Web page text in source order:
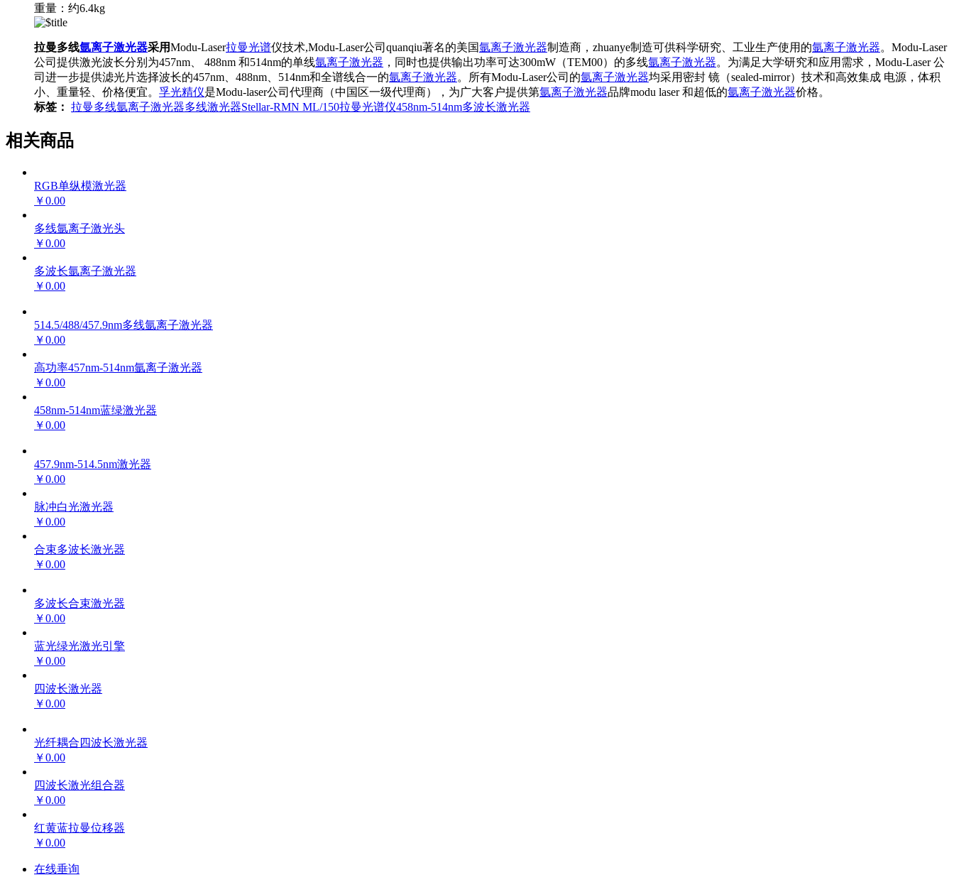
重量：约6.4kg
拉曼多线氩离子激光器采用Modu-Laser拉曼光谱仪技术,Modu-Laser公司quanqiu著名的美国氩离子激光器制造商，zhuanye制造可供科学研究、工业生产使用的氩离子激光器。Modu-Laser
公司提供激光波长分别为457nm、 488nm 和514nm的单线氩离子激光器 ，同时也提供输出功率可达300mW（TEM00）的多线氩离子激光器。为满足大学研究和应用需求，Modu-Laser 公
司进一步提供滤光片选择波长的457nm、488nm、514nm和全谱线合一的氩离子激光器。所有Modu-Laser公司的氩离子激光器均采用密封 镜（sealed-mirror）技术和高效集成 电源，体积
小、重量轻、价格便宜。 孚光精仪是Modu-laser公司代理商（中国区一级代理商），为广大客户提供第氩离子激光器品牌modu laser 和超低的氩离子激光器价格。
标签： 拉曼多线氩离子激光器多线激光器Stellar-RMN ML/150拉曼光谱仪458nm-514nm多波长激光器
相关商品
RGB单纵模激光器
￥0.00
多线氩离子激光头
￥0.00
多波长氩离子激光器
￥0.00
514.5/488/457.9nm多线氩离子激光器
￥0.00
高功率457nm-514nm氩离子激光器
￥0.00
458nm-514nm蓝绿激光器
￥0.00
457.9nm-514.5nm激光器
￥0.00
脉冲白光激光器
￥0.00
合束多波长激光器
￥0.00
多波长合束激光器
￥0.00
蓝光绿光激光引擎
￥0.00
四波长激光器
￥0.00
光纤耦合四波长激光器
￥0.00
四波长激光组合器
￥0.00
红黄蓝拉曼位移器
￥0.00
在线垂询